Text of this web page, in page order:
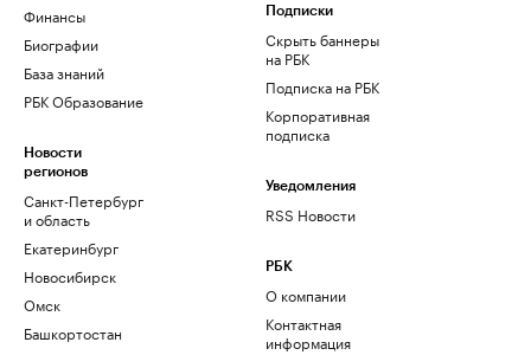
Финансы
Биографии
База знаний
РБК Образование
Новости
регионов
Санкт-Петербург
и область
Екатеринбург
Новосибирск
Омск
Башкортостан
Подписки
Скрыть баннеры
на РБК
Подписка на РБК
Корпоративная
подписка
Уведомления
RSS Новости
РБК
О компании
Контактная
информация